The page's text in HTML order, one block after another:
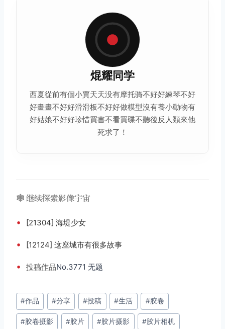
焜耀同学
西夏從前有個小賈天天没有摩托骑不好好練琴不好
好畫畫不好好滑滑板不好好做模型沒有養小動物有
好姑娘不好好珍惜買書不看買碟不聽後反人類來他
死求了！
🕸️ 继续探索影像宇宙
• [21304] 海堤少女
• [12124] 这座城市有很多故事
• 投稿作品No.3771 无题
文
章
标
#作品 #分享 #投稿 #生活 #胶卷
#胶卷摄影 #胶片 #胶片摄影 #胶片相机